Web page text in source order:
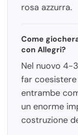
rosa azzurra.
Come
con Allegri?
Nel nuovo 4-
far
entrambe
un enorme
costruzione